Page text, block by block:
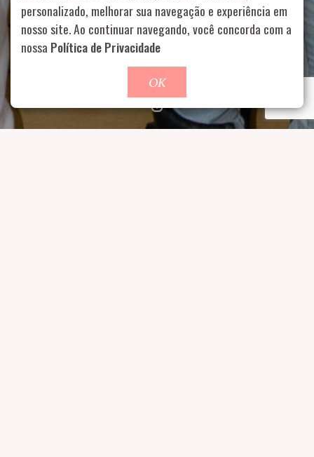
Rua Aurélia, 1714 – Vila Romana, São Paulo – SP | 55 11
99178-5848
contato@nucleofood.com
Role para continar
personalizado, melhorar sua navegação e experiência em
nosso site. Ao continuar navegando, você concorda com a
nossa Política de Privacidade
OK